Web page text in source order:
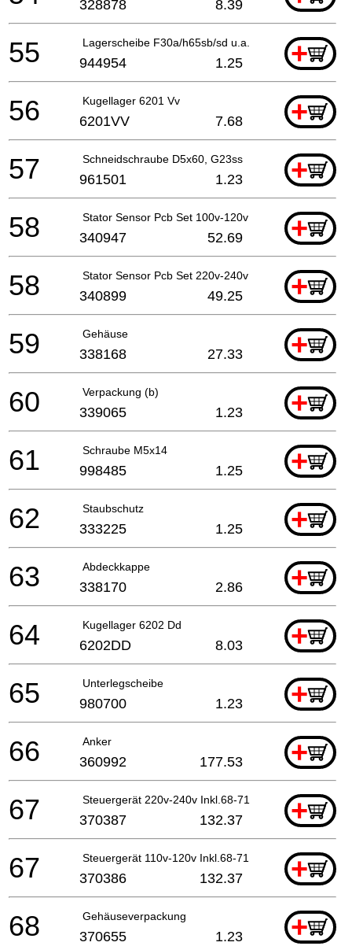
328878 8.39
Lagerscheibe F30a/h65sb/sd u.a. H70sa +
55 944954 1.25
Kugellager 6201 Vv +
56 6201VV 7.68
Schneidschraube D5x60, G23ss +
57 961501 1.23
Stator Sensor Pcb Set 100v-120v +
58 340947 52.69
Stator Sensor Pcb Set 220v-240v +
58 340899 49.25
Gehäuse +
59 338168 27.33
Verpackung (b) +
60 339065 1.23
Schraube M5x14 +
61 998485 1.25
Staubschutz +
62 333225 1.25
Abdeckkappe +
63 338170 2.86
Kugellager 6202 Dd +
64 6202DD 8.03
Unterlegscheibe +
65 980700 1.23
Anker +
66 360992 177.53
Steuergerät 220v-240v Inkl.68-71 +
67 370387 132.37
Steuergerät 110v-120v Inkl.68-71 +
67 370386 132.37
Gehäuseverpackung +
68 370655 1.23